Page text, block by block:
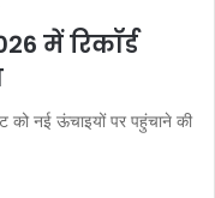
में रिकॉर्ड
को नई ऊंचाइयों पर पहुंचाने की